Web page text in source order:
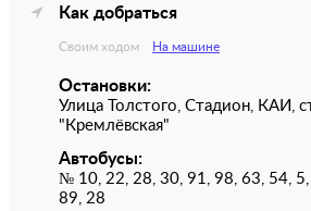
Как добраться
Своим ходом На машине
Остановки:
Улица Толстого, Стадион, КАИ,
"Кремлёвская"
Автобусы:
№ 10, 22, 28, 30, 91, 98, 63, 54, 5,
89, 28